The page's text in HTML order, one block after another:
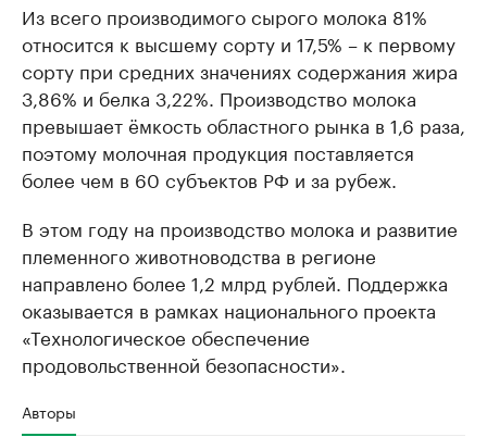
Из всего производимого сырого молока 81%
относится к высшему сорту и 17,5% – к первому
сорту при средних значениях содержания жира
3,86% и белка 3,22%. Производство молока
превышает ёмкость областного рынка в 1,6 раза,
поэтому молочная продукция поставляется
более чем в 60 субъектов РФ и за рубеж.
В этом году на производство молока и развитие
племенного животноводства в регионе
направлено более 1,2 млрд рублей. Поддержка
оказывается в рамках национального проекта
«Технологическое обеспечение
продовольственной безопасности».
Авторы